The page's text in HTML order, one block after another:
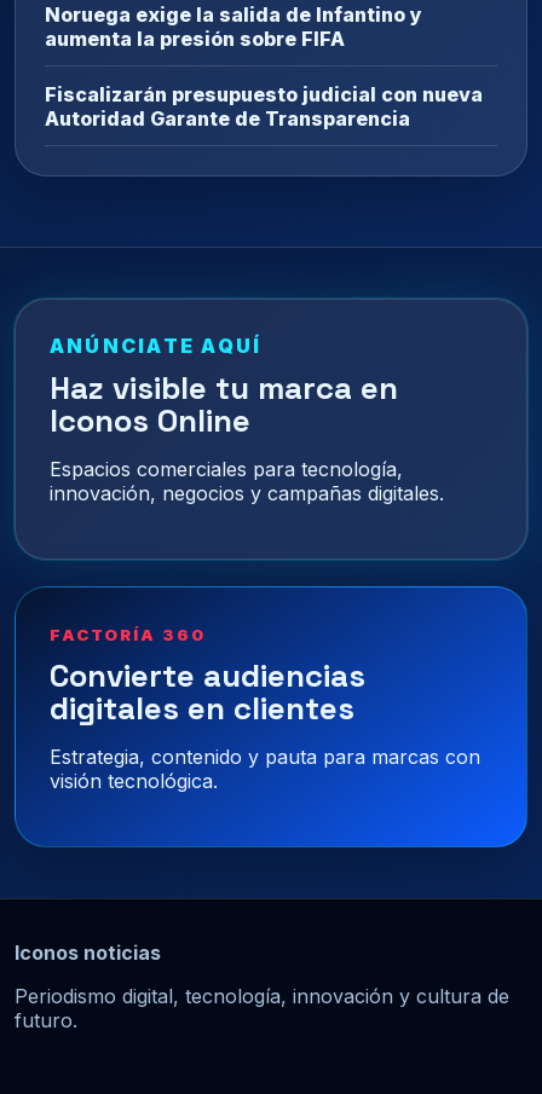
Noruega exige la salida de Infantino y
aumenta la presión sobre FIFA
Fiscalizarán presupuesto judicial con nueva
Autoridad Garante de Transparencia
ANÚNCIATE AQUÍ
Haz visible tu marca en
Iconos Online
Espacios comerciales para tecnología,
innovación, negocios y campañas digitales.
FACTORÍA 360
Convierte audiencias
digitales en clientes
Estrategia, contenido y pauta para marcas con
visión tecnológica.
Iconos noticias
Periodismo digital, tecnología, innovación y cultura de
futuro.